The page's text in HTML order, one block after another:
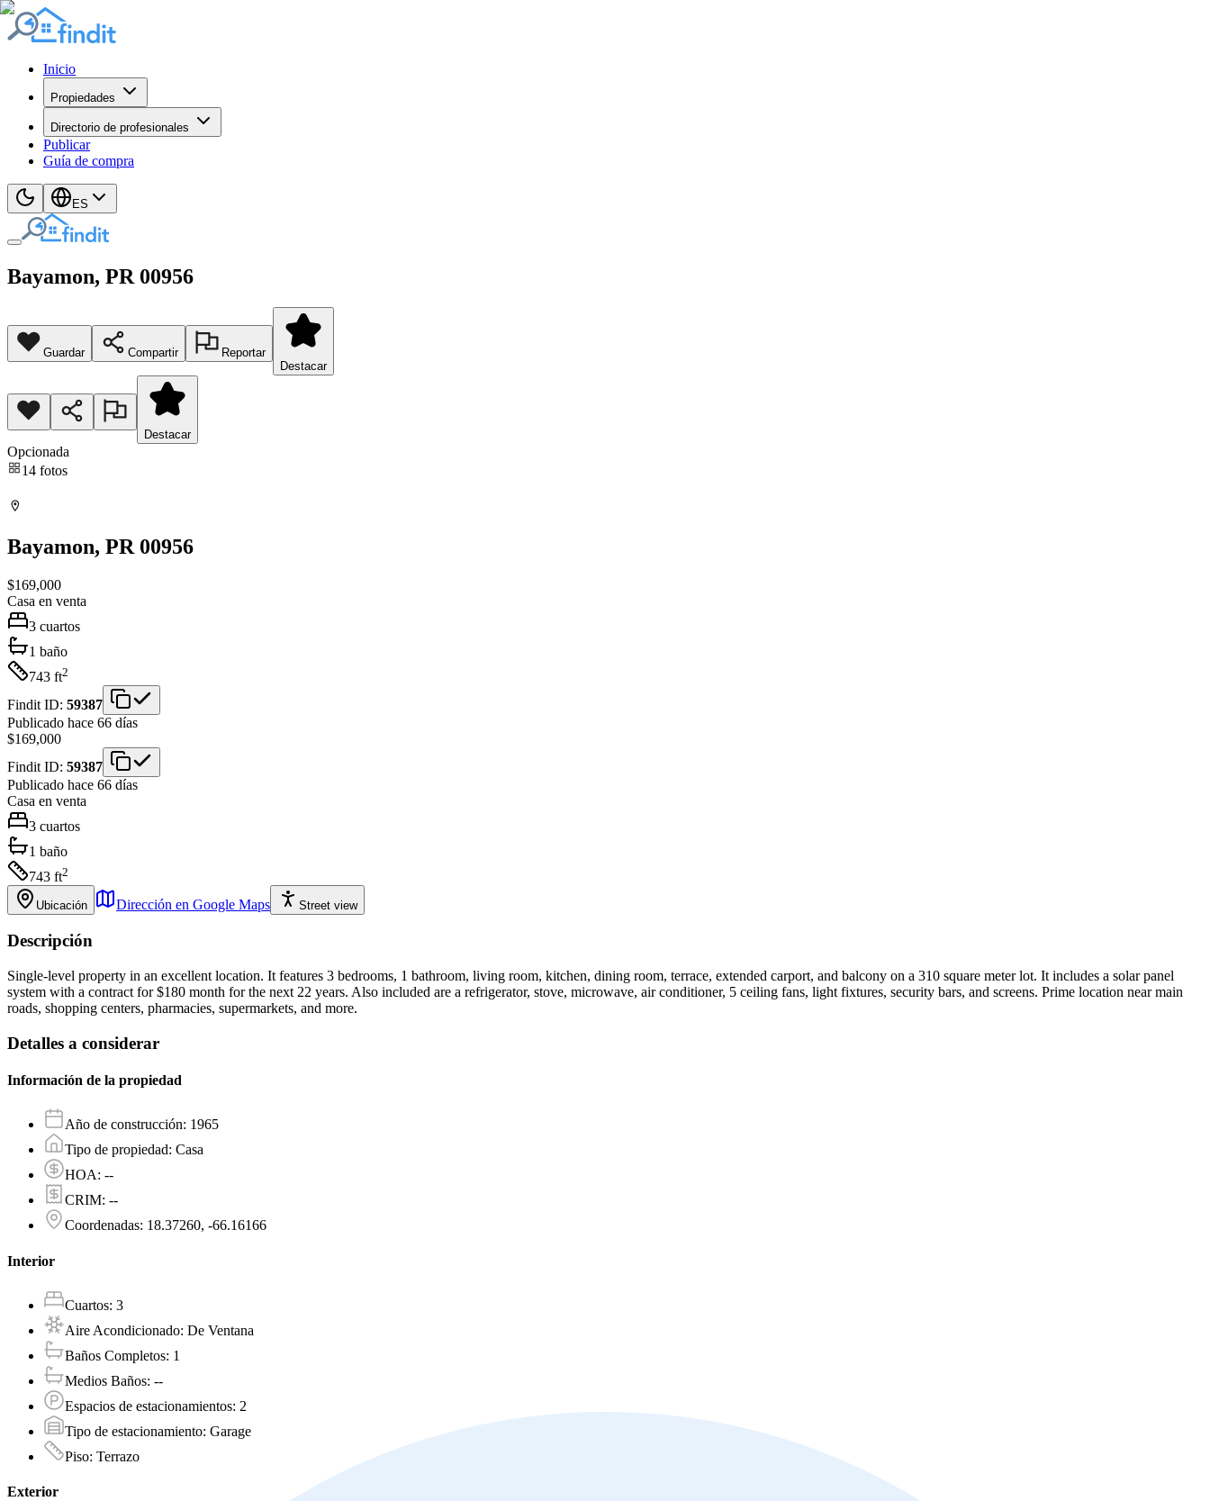
Inicio
Propiedades
Directorio de profesionales
Publicar
Guía de compra
ES
Bayamon, PR 00956
Guardar Compartir
Reportar
Destacar
Destacar
Opcionada
14 fotos
Bayamon, PR 00956
$169,000
Casa en venta
3 cuartos
1 baño
743 ft2
Findit ID: 59387
Publicado hace 66 días
$169,000
Findit ID: 59387
Publicado hace 66 días
Casa en venta
3 cuartos
1 baño
743 ft2
Ubicación Dirección en Google Maps Street view
Descripción
Single-level property in an excellent location. It features 3 bedrooms, 1 bathroom, living room, kitchen, dining room, terrace, extended carport, and balcony on a 310 square meter lot. It includes a solar panel
system with a contract for $180 month for the next 22 years. Also included are a refrigerator, stove, microwave, air conditioner, 5 ceiling fans, light fixtures, security bars, and screens. Prime location near main
roads, shopping centers, pharmacies, supermarkets, and more.
Detalles a considerar
Información de la propiedad
Año de construcción: 1965
Tipo de propiedad: Casa
HOA: --
CRIM: --
Coordenadas: 18.37260, -66.16166
Interior
Cuartos: 3
Aire Acondicionado: De Ventana
Baños Completos: 1
Medios Baños: --
Espacios de estacionamientos: 2
Tipo de estacionamiento: Garage
Piso: Terrazo
Exterior